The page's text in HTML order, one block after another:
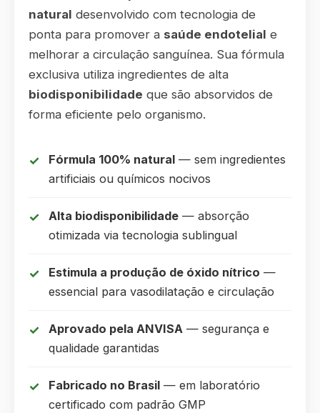
natural desenvolvido com tecnologia de
ponta para promover a saúde endotelial e
melhorar a circulação sanguínea. Sua fórmula
exclusiva utiliza ingredientes de alta
biodisponibilidade que são absorvidos de
forma eficiente pelo organismo.
Fórmula 100% natural — sem ingredientes
artificiais ou químicos nocivos
Alta biodisponibilidade — absorção
otimizada via tecnologia sublingual
Estimula a produção de óxido nítrico —
essencial para vasodilatação e circulação
Aprovado pela ANVISA — segurança e
qualidade garantidas
Fabricado no Brasil — em laboratório
certificado com padrão GMP